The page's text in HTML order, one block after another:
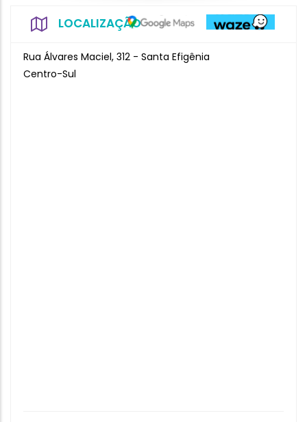
LOCALIZAÇÃO
Rua Álvares Maciel, 312 - Santa Efigênia
Centro-Sul